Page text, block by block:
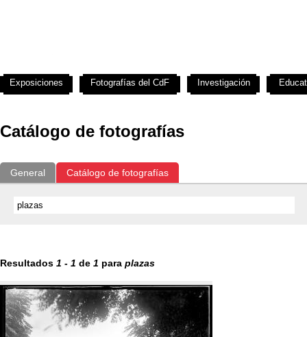
Catálogo de fotografías
General Catálogo de fotografías
Resultados 1 - 1 de 1 para plazas
Exposiciones Fotografías del CdF Investigación